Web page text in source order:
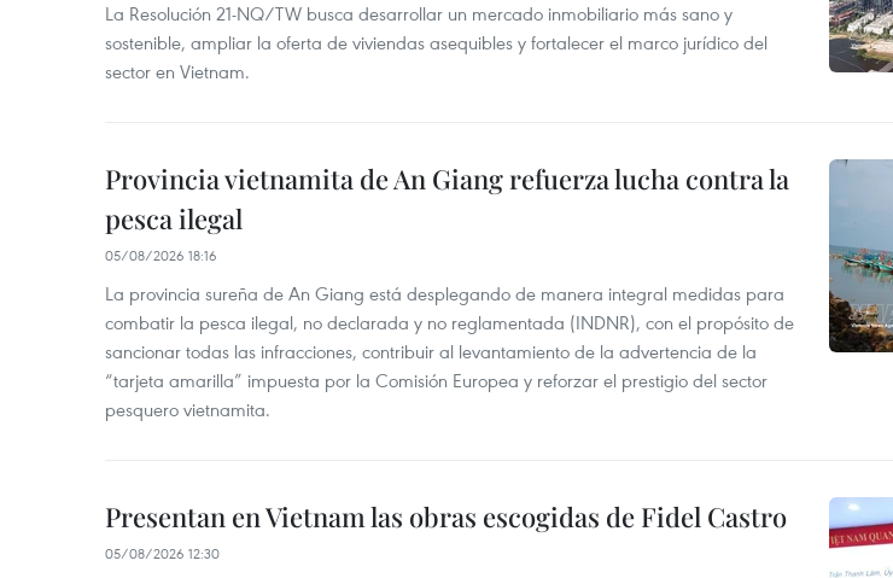
La Resolución 21-NQ/TW busca desarrollar un mercado inmobiliario más sano y
sostenible, ampliar la oferta de viviendas asequibles y fortalecer el marco jurídico del
sector en Vietnam.
Provincia vietnamita de An Giang refuerza lucha contra la
pesca ilegal
05/08/2026 18:16
La provincia sureña de An Giang está desplegando de manera integral medidas para
combatir la pesca ilegal, no declarada y no reglamentada (INDNR), con el propósito de
sancionar todas las infracciones, contribuir al levantamiento de la advertencia de la
“tarjeta amarilla” impuesta por la Comisión Europea y reforzar el prestigio del sector
pesquero vietnamita.
Presentan en Vietnam las obras escogidas de Fidel Castro
05/08/2026 12:30